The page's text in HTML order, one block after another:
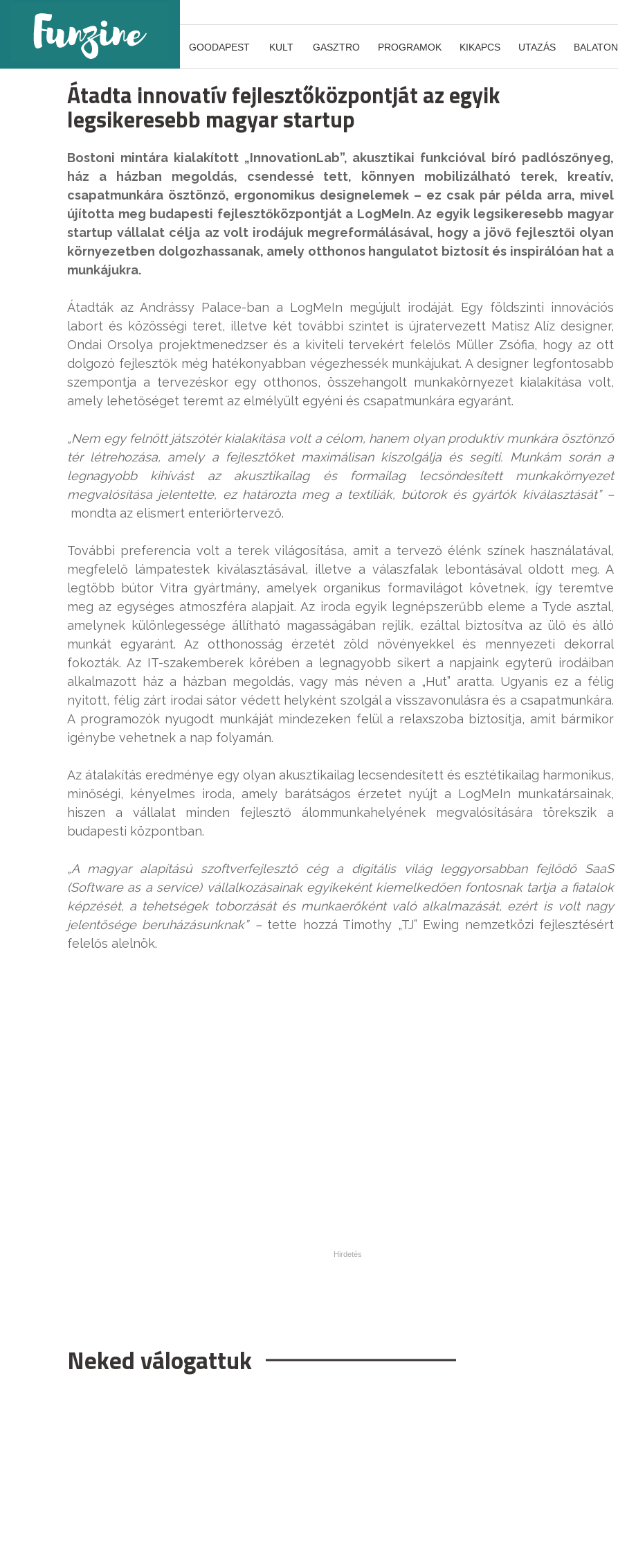
GOODAPEST KULT GASZTRO PROGRAMOK KIKAPCS UTAZÁS BALATON
Átadta innovatív fejlesztőközpontját az egyik
legsikeresebb magyar startup
Bostoni mintára kialakított „InnovationLab”, akusztikai funkcióval bíró padlószőnyeg,
ház a házban megoldás, csendessé tett, könnyen mobilizálható terek, kreatív,
csapatmunkára ösztönző, ergonomikus designelemek – ez csak pár példa arra, mivel
újította meg budapesti fejlesztőközpontját a LogMeIn. Az egyik legsikeresebb magyar
startup vállalat célja az volt irodájuk megreformálásával, hogy a jövő fejlesztői olyan
környezetben dolgozhassanak, amely otthonos hangulatot biztosít és inspirálóan hat a
munkájukra.
Átadták az Andrássy Palace-ban a LogMeIn megújult irodáját. Egy földszinti innovációs
labort és közösségi teret, illetve két további szintet is újratervezett Matisz Alíz designer,
Ondai Orsolya projektmenedzser és a kiviteli tervekért felelős Müller Zsófia, hogy az ott
dolgozó fejlesztők még hatékonyabban végezhessék munkájukat. A designer legfontosabb
szempontja a tervezéskor egy otthonos, összehangolt munkakörnyezet kialakítása volt,
amely lehetőséget teremt az elmélyült egyéni és csapatmunkára egyaránt.
„Nem egy felnőtt játszótér kialakítása volt a célom, hanem olyan produktív munkára ösztönző
tér létrehozása, amely a fejlesztőket maximálisan kiszolgálja és segíti. Munkám során a
legnagyobb kihívást az akusztikailag és formailag lecsöndesített munkakörnyezet
megvalósítása jelentette, ez határozta meg a textíliák, bútorok és gyártók kiválasztását” –
mondta az elismert enteriőrtervező.
További preferencia volt a terek világosítása, amit a tervező élénk színek használatával,
megfelelő lámpatestek kiválasztásával, illetve a válaszfalak lebontásával oldott meg. A
legtöbb bútor Vitra gyártmány, amelyek organikus formavilágot követnek, így teremtve
meg az egységes atmoszféra alapjait. Az iroda egyik legnépszerűbb eleme a Tyde asztal,
amelynek különlegessége állítható magasságában rejlik, ezáltal biztosítva az ülő és álló
munkát egyaránt. Az otthonosság érzetét zöld növényekkel és mennyezeti dekorral
fokozták. Az IT-szakemberek körében a legnagyobb sikert a napjaink egyterű irodáiban
alkalmazott ház a házban megoldás, vagy más néven a „Hut” aratta. Ugyanis ez a félig
nyitott, félig zárt irodai sátor védett helyként szolgál a visszavonulásra és a csapatmunkára.
A programozók nyugodt munkáját mindezeken felül a relaxszoba biztosítja, amit bármikor
igénybe vehetnek a nap folyamán.
Az átalakítás eredménye egy olyan akusztikailag lecsendesített és esztétikailag harmonikus,
minőségi, kényelmes iroda, amely barátságos érzetet nyújt a LogMeIn munkatársainak,
hiszen a vállalat minden fejlesztő álommunkahelyének megvalósítására törekszik a
budapesti központban.
„A magyar alapítású szoftverfejlesztő cég a digitális világ leggyorsabban fejlődő SaaS
(Software as a service) vállalkozásainak egyikeként kiemelkedően fontosnak tartja a fiatalok
képzését, a tehetségek toborzását és munkaerőként való alkalmazását, ezért is volt nagy
jelentősége beruházásunknak” – tette hozzá Timothy „TJ” Ewing nemzetközi fejlesztésért
felelős alelnök.
Neked válogattuk